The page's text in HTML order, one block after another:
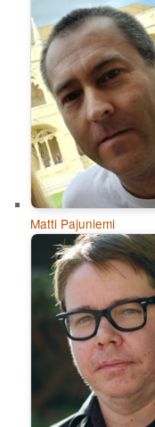
Matti Pajuniemi